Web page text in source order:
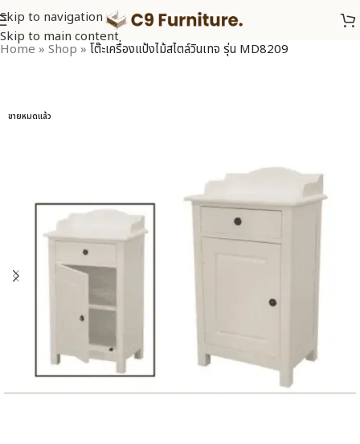
Skip to navigation
Skip to main content
Home » Shop » โต๊ะเครื่องแป้งไม้สไตล์วินเทจ รุ่น MD8209
ขายหมดแล้ว